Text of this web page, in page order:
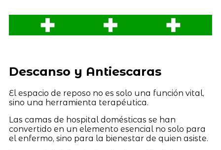
Descanso y Antiescaras
El espacio de reposo no es solo una función vital,
sino una herramienta terapéutica.
Las camas de hospital domésticas se han
convertido en un elemento esencial no solo para
el enfermo, sino para la bienestar de quien asiste.